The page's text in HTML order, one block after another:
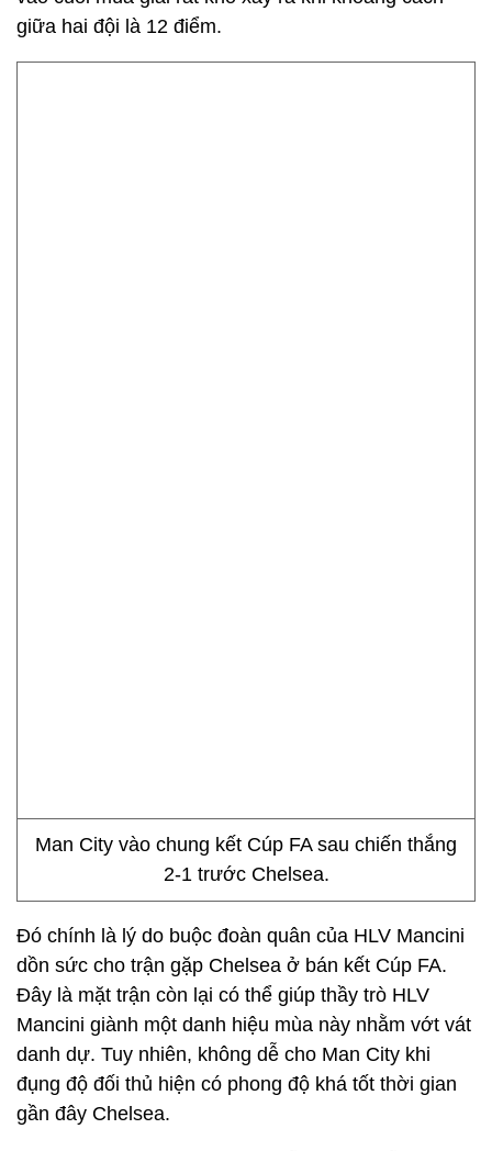
giữa hai đội là 12 điểm.
Man City vào chung kết Cúp FA sau chiến thắng
2-1 trước Chelsea.
Đó chính là lý do buộc đoàn quân của HLV Mancini
dồn sức cho trận gặp Chelsea ở bán kết Cúp FA.
Đây là mặt trận còn lại có thể giúp thầy trò HLV
Mancini giành một danh hiệu mùa này nhằm vớt vát
danh dự. Tuy nhiên, không dễ cho Man City khi
đụng độ đối thủ hiện có phong độ khá tốt thời gian
gần đây Chelsea.